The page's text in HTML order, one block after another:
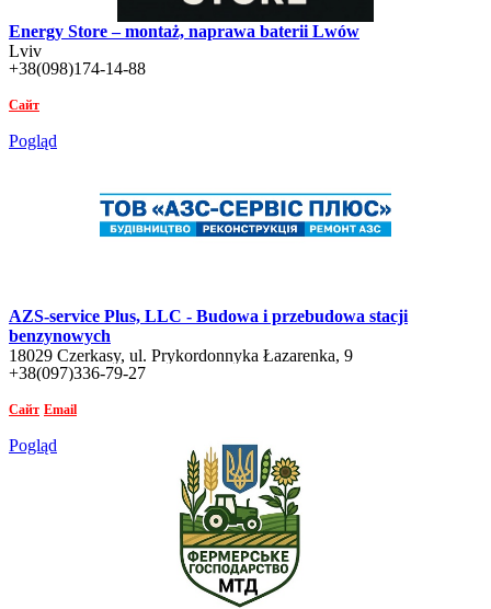
Energy Store – montaż, naprawa baterii Lwów
Lviv
+38(098)174-14-88
Сайт
Pogląd
AZS-service Plus, LLC - Budowa i przebudowa stacji
benzynowych
18029 Czerkasy, ul. Prykordonnyka Łazarenka, 9
+38(097)336-79-27
Сайт Email
Pogląd